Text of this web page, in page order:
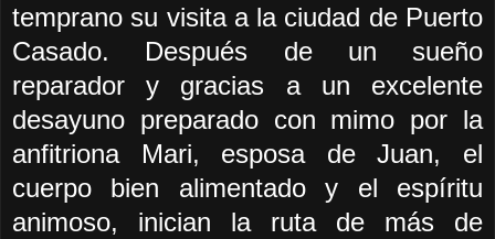
temprano su visita a la ciudad de Puerto
Casado. Después de un sueño
reparador y gracias a un excelente
desayuno preparado con mimo por la
anfitriona Mari, esposa de Juan, el
cuerpo bien alimentado y el espíritu
animoso, inician la ruta de más de